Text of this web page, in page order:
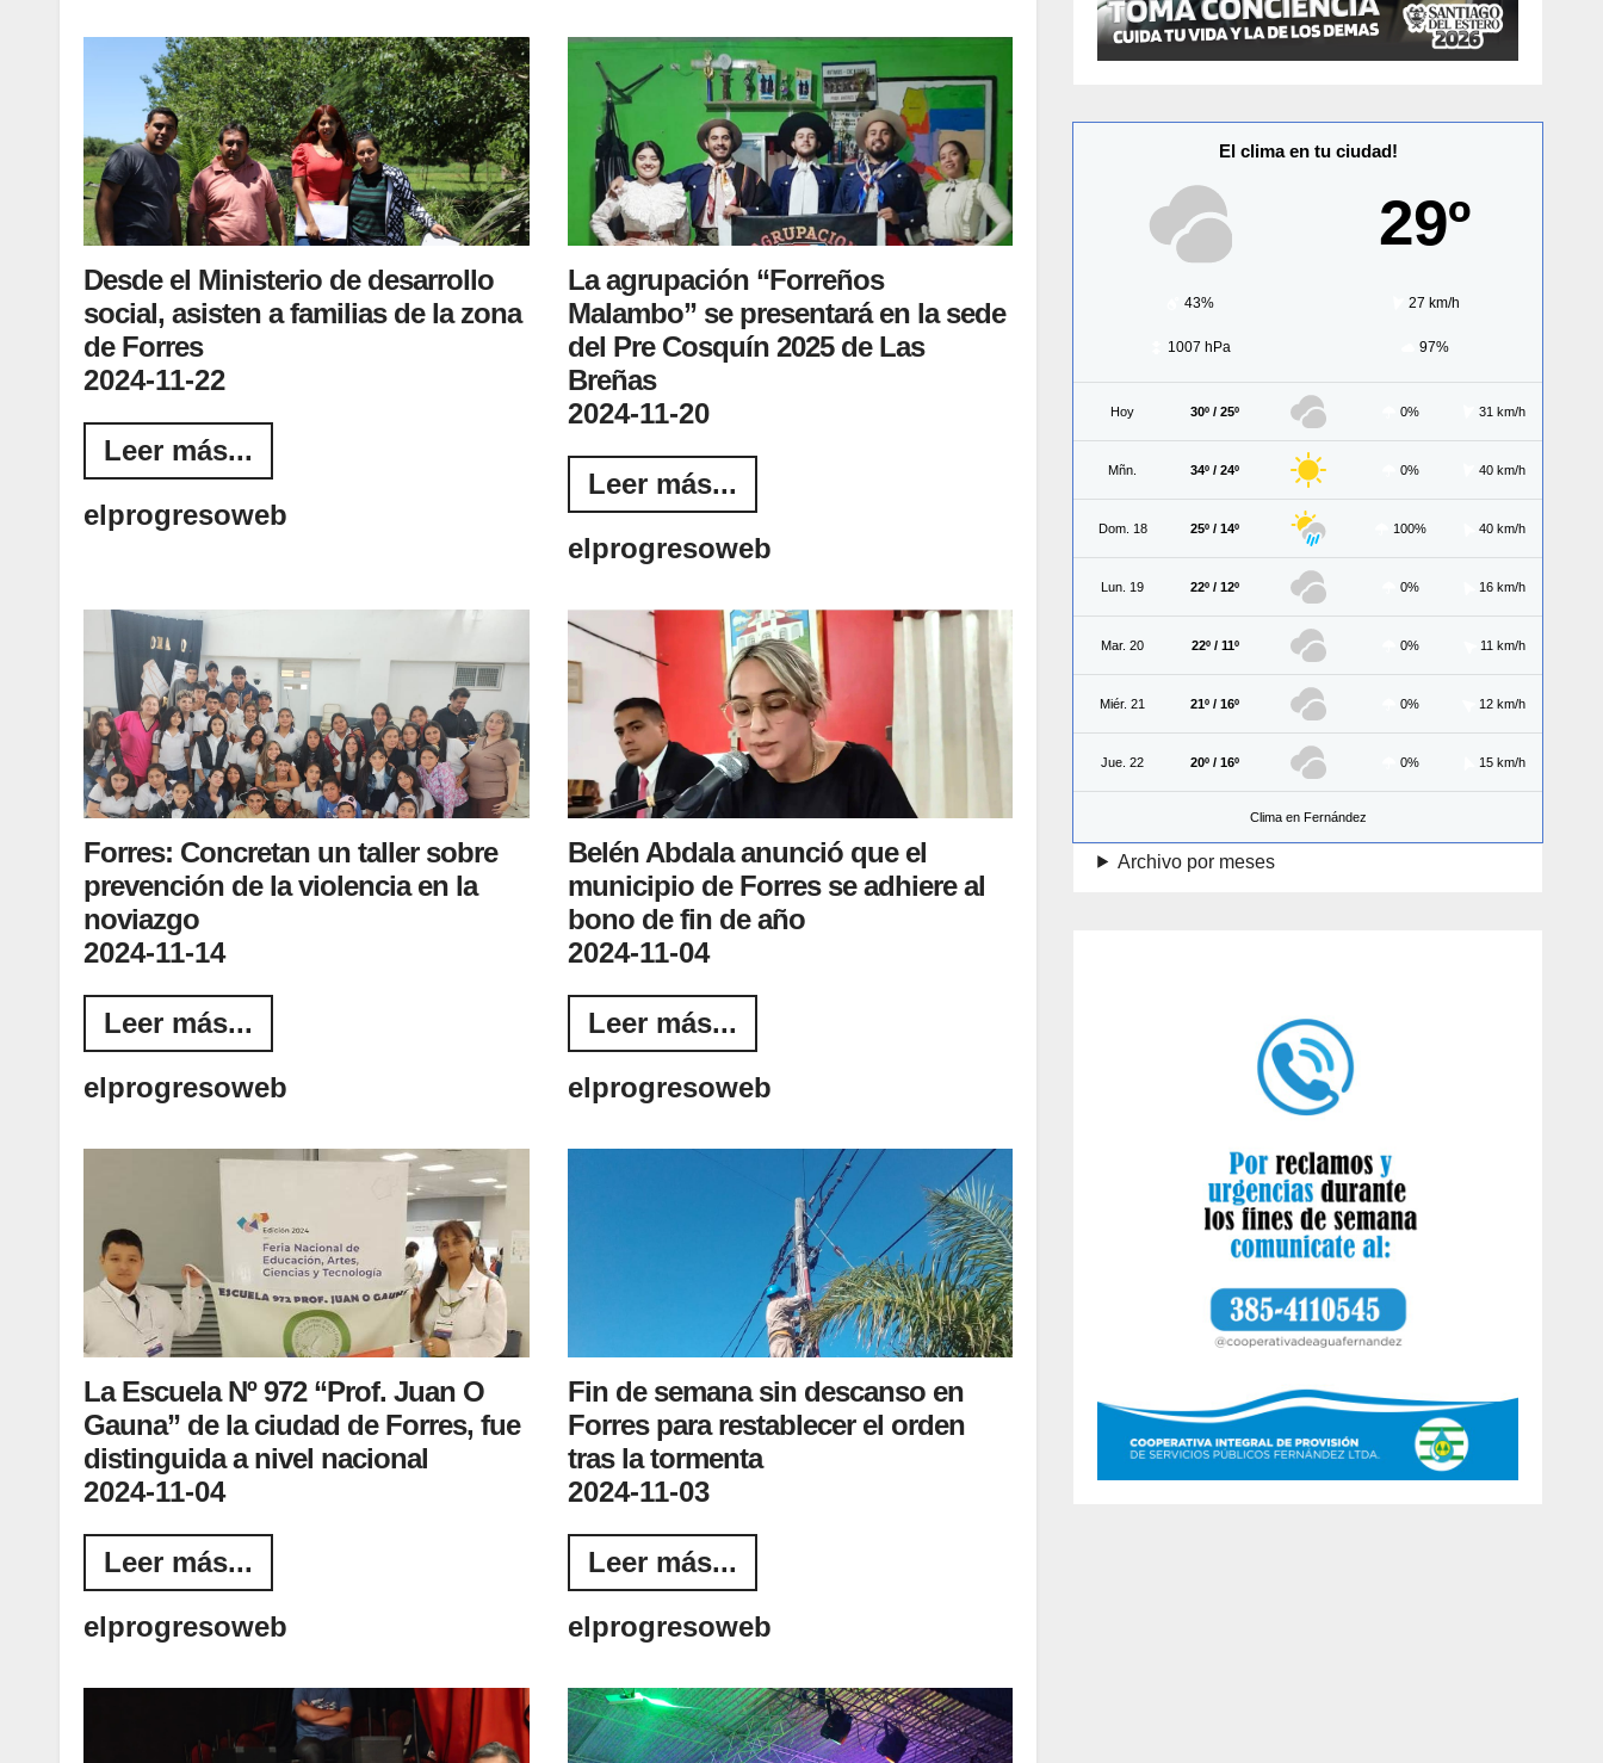
Desde el Ministerio de desarrollo
social, asisten a familias de la zona
de Forres
2024-11-22
Leer más...
elprogresoweb
La agrupación “Forreños
Malambo” se presentará en la sede
del Pre Cosquín 2025 de Las
Breñas
2024-11-20
Leer más...
elprogresoweb
Forres: Concretan un taller sobre
prevención de la violencia en la
noviazgo
2024-11-14
Leer más...
elprogresoweb
Belén Abdala anunció que el
municipio de Forres se adhiere al
bono de fin de año
2024-11-04
Leer más...
elprogresoweb
La Escuela Nº 972 “Prof. Juan O
Gauna” de la ciudad de Forres, fue
distinguida a nivel nacional
2024-11-04
Leer más...
elprogresoweb
Fin de semana sin descanso en
Forres para restablecer el orden
tras la tormenta
2024-11-03
Leer más...
elprogresoweb
El clima en tu ciudad!
29º
43% 27 km/h
1007 hPa 97%
Hoy 30º / 25º 0% 31 km/h
Mñn. 34º / 24º 0% 40 km/h
Dom. 18 25º / 14º 100% 40 km/h
Lun. 19 22º / 12º 0% 16 km/h
Mar. 20 22º / 11º 0% 11 km/h
Miér. 21 21º / 16º 0% 12 km/h
Jue. 22 20º / 16º 0% 15 km/h
Clima en Fernández
Archivo por meses